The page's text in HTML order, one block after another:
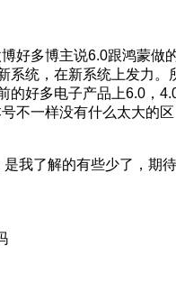
好多博主说6.0跟鸿蒙做
系统，在新系统上发力。
的好多电子产品上6.0，
不一样没有什么太大的区
是我了解的有些少了，期待